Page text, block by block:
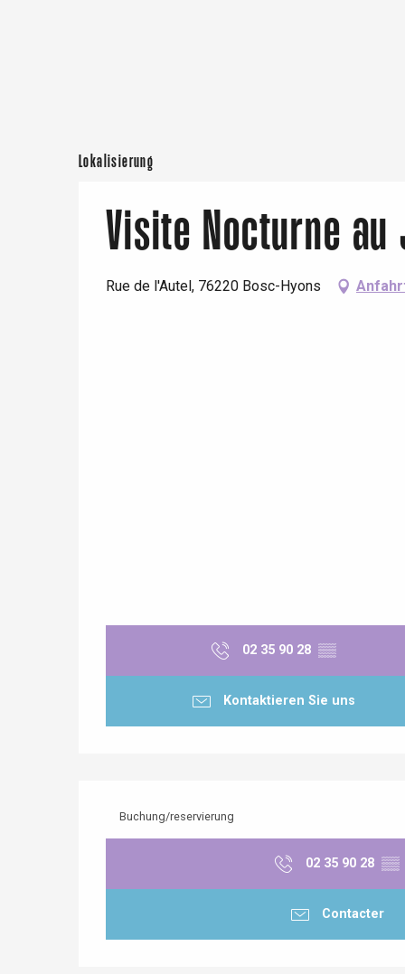
Lokalisierung
Visite Nocturne
Rue de l'Autel, 76220 Bosc-Hyons
02 35 90 28 ▒▒
Kontaktieren Sie uns
Buchung/reservierung
02 35 90 28 ▒▒
Contacter